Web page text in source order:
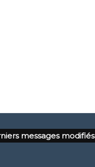
messages modifiés